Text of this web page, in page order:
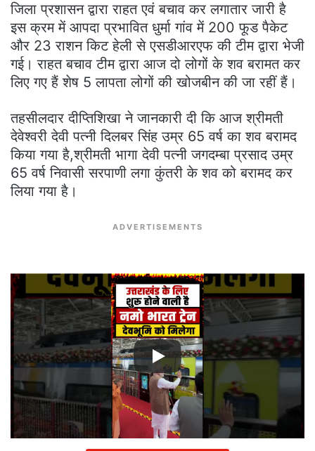
जिला प्रशासन द्वारा राहत एवं बचाव कर लगातार जारी है
इस क्रम में आपदा प्रभावित धुर्मा गांव में 200 फूड पैकेट
और 23 राशन किट हेली से एसडीआरएफ की टीम द्वारा भेजी
गई। राहत बचाव टीम द्वारा आज दो लोगों के शव बरामत कर
लिए गए हैं शेष 5 लापता लोगों की खोजबीन की जा रहीं हैं।
तहसीलदार दीप्तिशिखा ने जानकारी दी कि आज श्रीमती
देवेश्वरी देवी पत्नी दिलबर सिंह उम्र 65 वर्ष का शव बरामद
किया गया है,श्रीमती भागा देवी पत्नी जगदम्बा प्रसाद उम्र
65 वर्ष निवासी सरपाणी लगा कुंतरी के शव को बरामद कर
लिया गया है।
ADVERTISEMENTS